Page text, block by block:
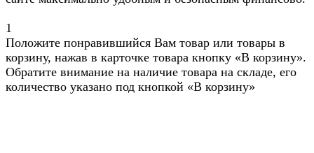
1
Положите понравившийся Вам товар или товары в
корзину, нажав в карточке товара кнопку «В корзину».
Обратите внимание на наличие товара на складе, его
количество указано под кнопкой «В корзину»